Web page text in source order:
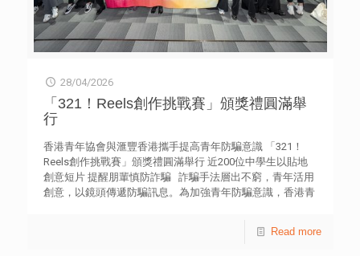
28/04/2026
「321！Reels創作挑戰賽」頒獎禮圓滿舉
行
香港青年協會與滙豐香港攜手提高青年防騙意識 「321！
Reels創作挑戰賽」頒獎禮圓滿舉行 近200位中學生以貼地
創意短片 提醒朋輩慎防詐騙 詐騙手法層出不窮，青年活用
創意，以鏡頭傳遞防騙訊息。為加強青年防騙意識，香港青
初中組及高中組，共吸引近200名中學生參與，以個人或組
Read more